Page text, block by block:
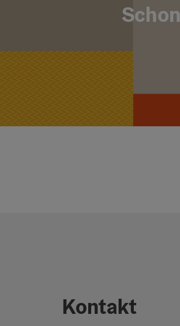
Kontakt